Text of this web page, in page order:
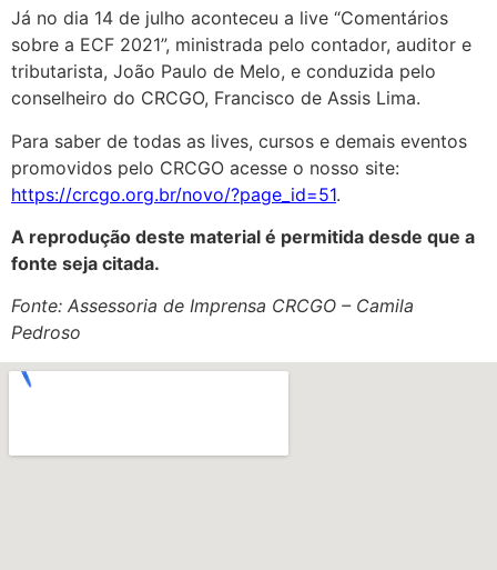
Já no dia 14 de julho aconteceu a live “Comentários
sobre a ECF 2021”, ministrada pelo contador, auditor e
tributarista, João Paulo de Melo, e conduzida pelo
conselheiro do CRCGO, Francisco de Assis Lima.
Para saber de todas as lives, cursos e demais eventos
promovidos pelo CRCGO acesse o nosso site:
https://crcgo.org.br/novo/?page_id=51.
A reprodução deste material é permitida desde que a
fonte seja citada.
Fonte: Assessoria de Imprensa CRCGO – Camila
Pedroso